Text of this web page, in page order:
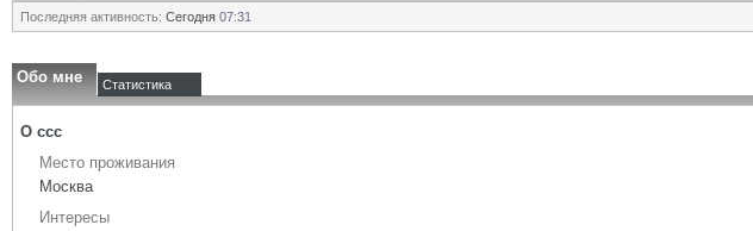
Последняя активность: Сегодня 07:31
Обо мне Статистика
О ccc
Место проживания
Москва
Интересы